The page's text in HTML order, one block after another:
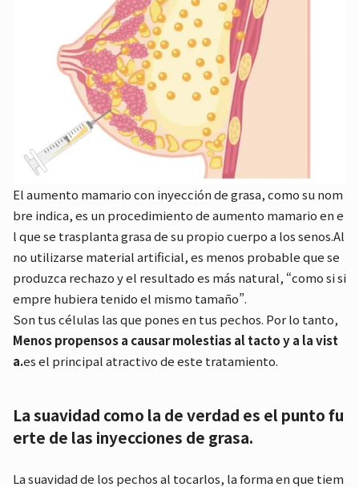
El aumento mamario con inyección de grasa, como su nom
bre indica, es un procedimiento de aumento mamario en e
l que se trasplanta grasa de su propio cuerpo a los senos.Al
no utilizarse material artificial, es menos probable que se
produzca rechazo y el resultado es más natural, “como si si
empre hubiera tenido el mismo tamaño”.
Son tus células las que pones en tus pechos. Por lo tanto,
Menos propensos a causar molestias al tacto y a la vist
a.es el principal atractivo de este tratamiento.
La suavidad como la de verdad es el punto fu
erte de las inyecciones de grasa.
La suavidad de los pechos al tocarlos, la forma en que tiem